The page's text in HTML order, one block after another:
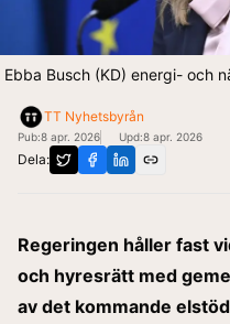
Ebba Busch (KD) energi- och
TT Nyhetsbyrån
Pub:8 apr. 2026 Upd:8 apr. 2026
Dela:
Regeringen håller fast
och hyresrätt med
av det kommande